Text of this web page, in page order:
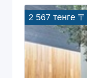
2 567 тенге 〒